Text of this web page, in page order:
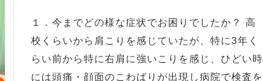
１．今までどの様な症状でお困りでしたか？ 高
校くらいから肩こりを感じていたが、特に3年く
らい前から特に右肩に強いこりを感じ、ひどい時
には頭痛・顔面のこわばりが出現し病院で検査を